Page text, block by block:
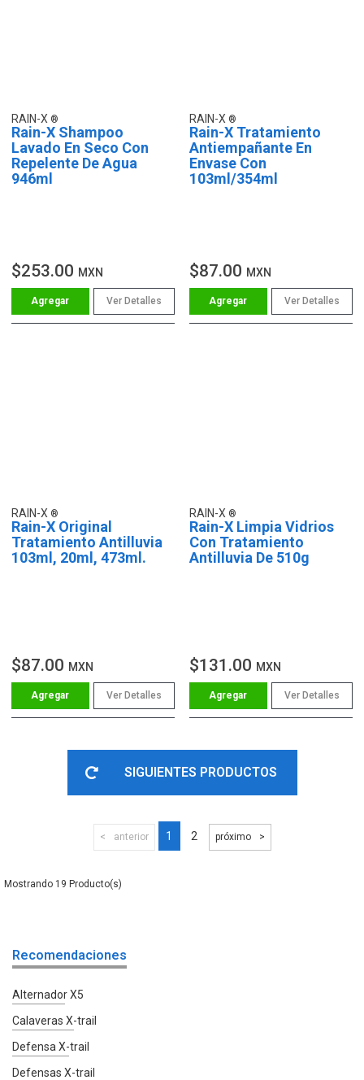
RAIN-X
Rain-X Shampoo
Lavado En Seco Con
Repelente De Agua
946ml
$253.00 MXN
Ver Detalles
RAIN-X
Rain-X Tratamiento
Antiempañante En
Envase Con
103ml/354ml
$87.00 MXN
Ver Detalles
RAIN-X
Rain-X Original
Tratamiento Antilluvia
103ml, 20ml, 473ml.
$87.00 MXN
Ver Detalles
RAIN-X
Rain-X Limpia Vidrios
Con Tratamiento
Antilluvia De 510g
$131.00 MXN
Ver Detalles
SIGUIENTES PRODUCTOS
anterior 1 2 próximo
19
Recomendaciones
Alternador X5
Calaveras X-trail
Defensa X-trail
Defensas X-trail